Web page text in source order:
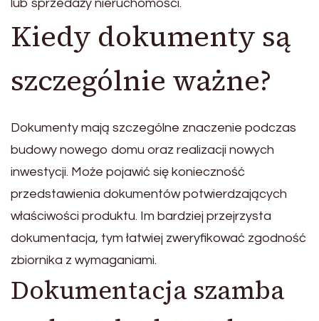
lub sprzedaży nieruchomości.
Kiedy dokumenty są
szczególnie ważne?
Dokumenty mają szczególne znaczenie podczas
budowy nowego domu oraz realizacji nowych
inwestycji. Może pojawić się konieczność
przedstawienia dokumentów potwierdzających
właściwości produktu. Im bardziej przejrzysta
dokumentacja, tym łatwiej zweryfikować zgodność
zbiornika z wymaganiami.
Dokumentacja szamba